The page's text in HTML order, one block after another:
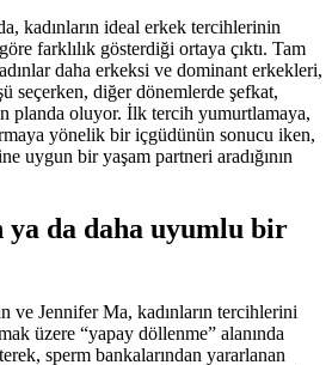
kadınların ideal erkek tercihlerinin
farklılık gösterdiği ortaya çıktı. Tam
daha erkeksi ve dominant erkekleri,
seçerken, diğer dönemlerde şefkat,
planda oluyor. İlk tercih yumurtlamaya,
yönelik bir içgüdünün sonucu iken,
uygun bir yaşam partneri aradığının
ya da daha uyumlu bir
ve Jennifer Ma, kadınların tercihlerini
üzere “yapay döllenme” alanında
sperm bankalarından yararlanan